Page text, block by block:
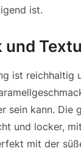
ist.
und
ist reichhaltig
sein kann. Die
und locker,
mit der